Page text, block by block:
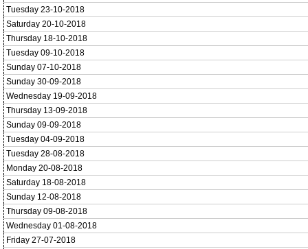
Tuesday 23-10-2018
Saturday 20-10-2018
Thursday 18-10-2018
Tuesday 09-10-2018
Sunday 07-10-2018
Sunday 30-09-2018
Wednesday 19-09-2018
Thursday 13-09-2018
Sunday 09-09-2018
Tuesday 04-09-2018
Tuesday 28-08-2018
Monday 20-08-2018
Saturday 18-08-2018
Sunday 12-08-2018
Thursday 09-08-2018
Wednesday 01-08-2018
Friday 27-07-2018